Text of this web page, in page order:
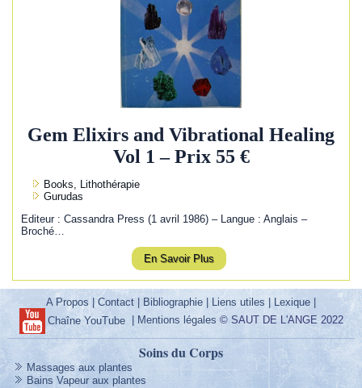
Gem Elixirs and Vibrational Healing
Vol 1 – Prix 55 €
Books, Lithothérapie
Gurudas
Editeur : Cassandra Press (1 avril 1986) – Langue : Anglais –
Broché…
En Savoir Plus
A Propos |Contact | Bibliographie | Liens utiles| Lexique |
Chaîne YouTube| Mentions légales © SAUT DE L'ANGE 2022
Soins du Corps
Massages aux plantes
Bains Vapeur aux plantes